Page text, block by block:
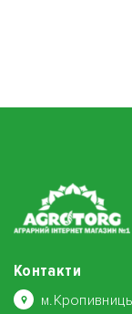
Контакти